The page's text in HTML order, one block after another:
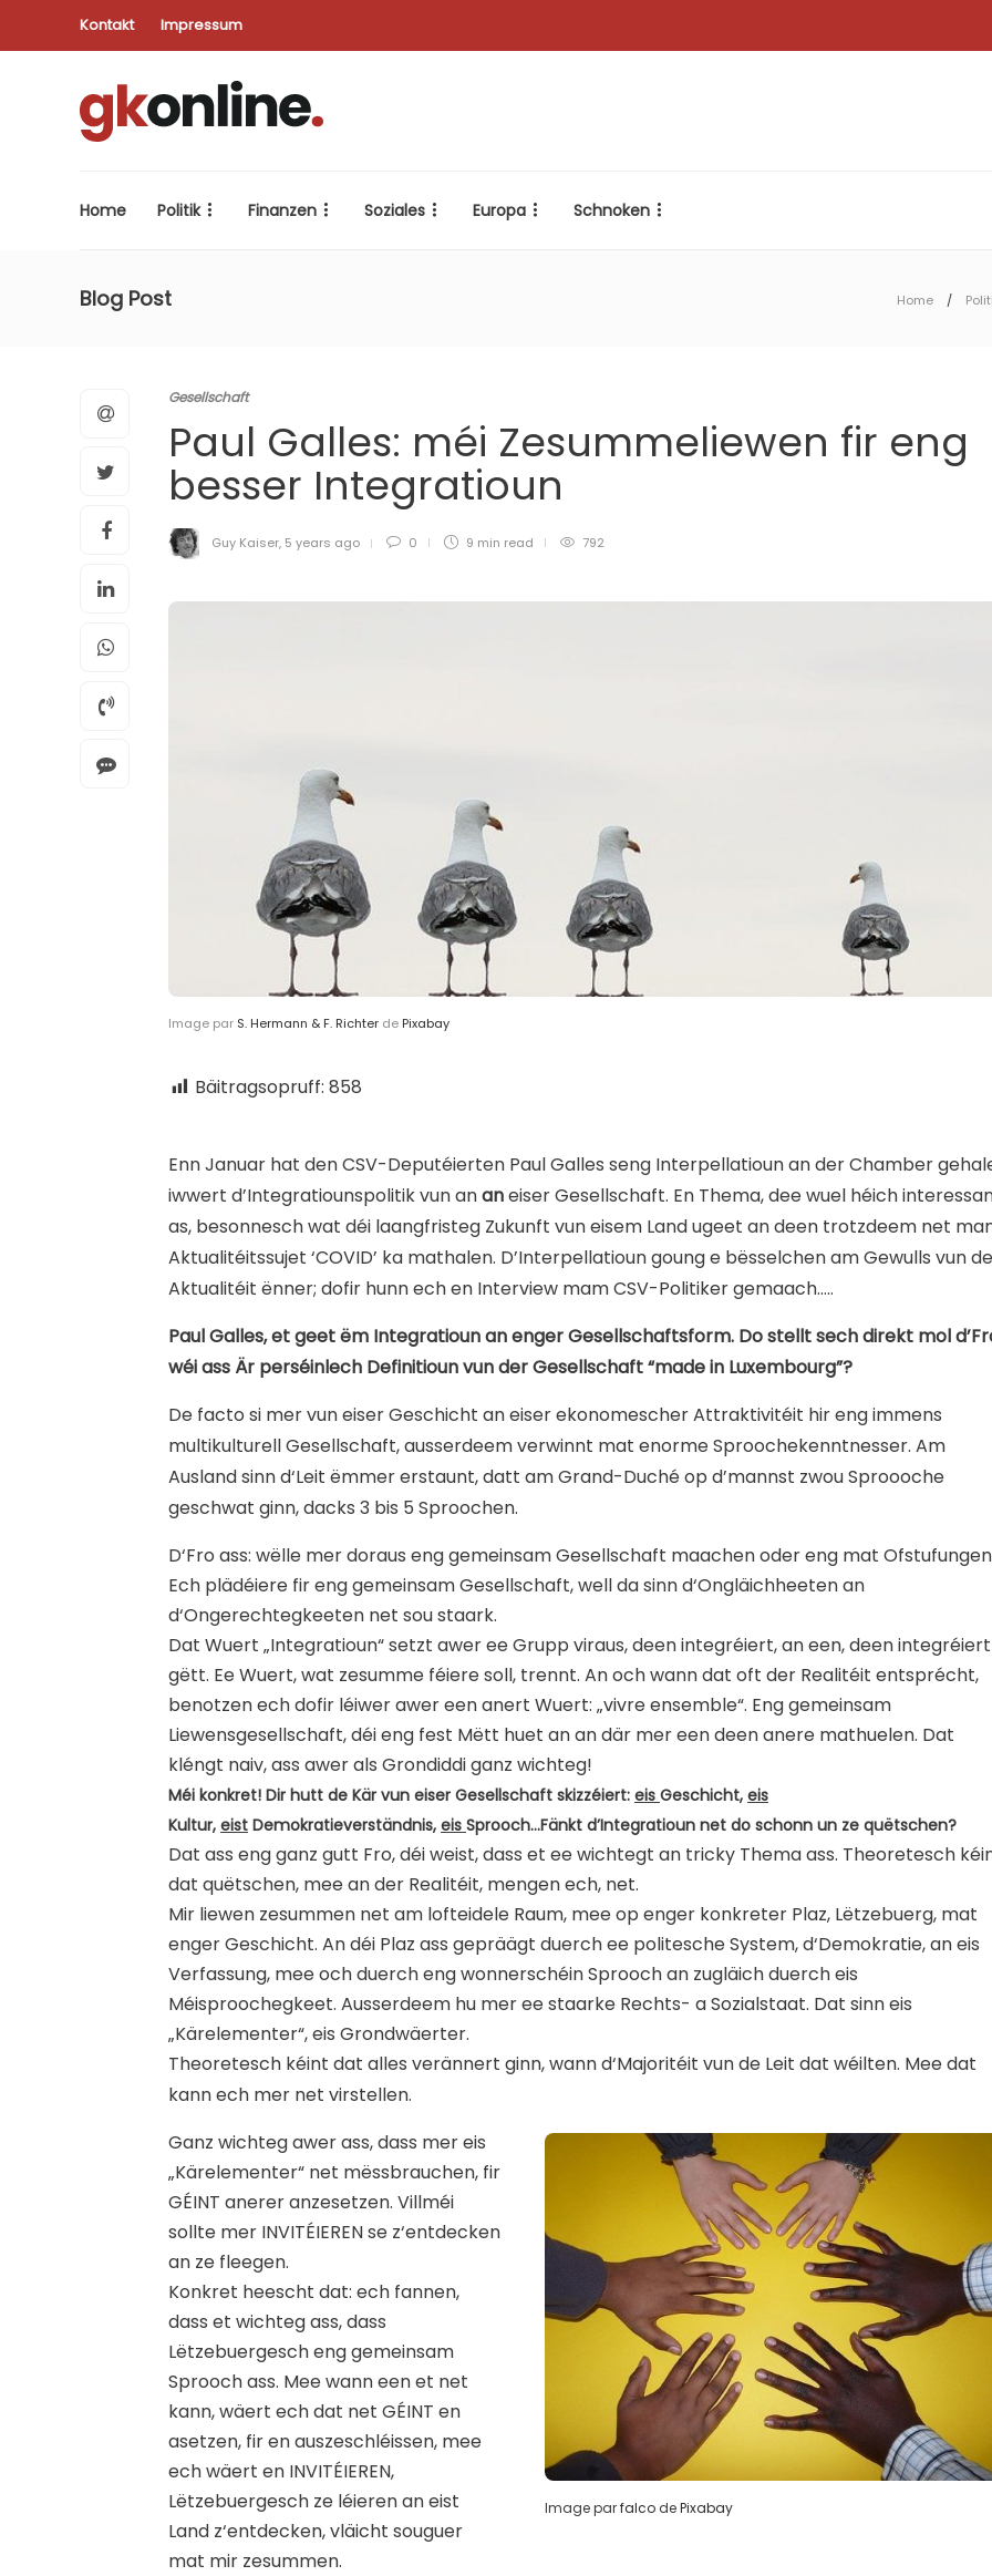
Kontakt Impressum
Home Politik Finanzen Soziales Europa Schnoken
Blog Post Home
Gesellschaft
Paul Galles: méi Zesummeliewen fir eng
besser Integratioun
Guy Kaiser, 5 years ago 0 9 min read 792
Image par S. Hermann & F. Richter de Pixabay
Bäitragsopruff: 858
Enn Januar hat den CSV-Deputéierten Paul Galles seng Interpellatioun an der Chamber
iwwert d’Integratiounspolitik vun ananeiser Gesellschaft. En Thema, dee wuel héich
as, besonnesch wat déi laangfristeg Zukunft vun eisem Land ugeet an deen trotzdeem net
Aktualitéitssujet ‘COVID’ ka mathalen. D’Interpellatioun goung e bësselchen am Gewulls vun
Aktualitéit ënner; dofir hunn ech en Interview mam CSV-Politiker gemaach…..
Paul Galles, et geet ëm Integratioun an enger Gesellschaftsform. Do stellt sech direkt mol
wéi ass Är perséinlech Definitioun vun der Gesellschaft “made in Luxembourg”?
De facto si mer vun eiser Geschicht an eiser ekonomescher Attraktivitéit hir eng immens
multikulturell Gesellschaft, ausserdeem verwinnt mat enorme Sproochekenntnesser. Am
Ausland sinn d‘Leit ëmmer erstaunt, datt am Grand-Duché op d’mannst zwou Sproooche
geschwat ginn, dacks 3 bis 5 Sproochen.
D‘Fro ass: wëlle mer doraus eng gemeinsam Gesellschaft maachen oder eng mat
Ech plädéiere fir eng gemeinsam Gesellschaft, well da sinn d‘Ongläichheeten an
d‘Ongerechtegkeeten net sou staark.
Dat Wuert „Integratioun“ setzt awer ee Grupp viraus, deen integréiert, an een, deen integréiert
gëtt. Ee Wuert, wat zesumme féiere soll, trennt. An och wann dat oft der Realitéit entsprécht,
benotzen ech dofir léiwer awer een anert Wuert: „vivre ensemble“. Eng gemeinsam
Liewensgesellschaft, déi eng fest Mëtt huet an an där mer een deen anere mathuelen. Dat
kléngt naiv, ass awer als Grondiddi ganz wichteg!
Méi konkret! Dir hutt de Kär vun eiser Gesellschaft skizzéiert: eis Geschicht, eis
Kultur, eist Demokratieverständnis, eis Sprooch…Fänkt d’Integratioun net do schonn un ze quëtschen?
Dat ass eng ganz gutt Fro, déi weist, dass et ee wichtegt an tricky Thema ass. Theoretesch
dat quëtschen, mee an der Realitéit, mengen ech, net.
Mir liewen zesummen net am lofteidele Raum, mee op enger konkreter Plaz, Lëtzebuerg, mat
enger Geschicht. An déi Plaz ass gepräägt duerch ee politesche System, d‘Demokratie, an eis
Verfassung, mee och duerch eng wonnerschéin Sprooch an zugläich duerch eis
Méisproochegkeet. Ausserdeem hu mer ee staarke Rechts- a Sozialstaat. Dat sinn eis
„Kärelementer“, eis Grondwäerter.
Theoretesch kéint dat alles verännert ginn, wann d‘Majoritéit vun de Leit dat wéilten. Mee dat
kann ech mer net virstellen.
Image parfalco dePixabay
Ganz wichteg awer ass, dass mer eis
„Kärelementer“ net mëssbrauchen, fir
GÉINT anerer anzesetzen. Villméi
sollte mer INVITÉIEREN se z‘entdecken
an ze fleegen.
Konkret heescht dat: ech fannen,
dass et wichteg ass, dass
Lëtzebuergesch eng gemeinsam
Sprooch ass. Mee wann een et net
kann, wäert ech dat net GÉINT en
asetzen, fir en auszeschléissen, mee
ech wäert en INVITÉIEREN,
Lëtzebuergesch ze léieren an eist
Land z‘entdecken, vläicht souguer
mat mir zesummen.